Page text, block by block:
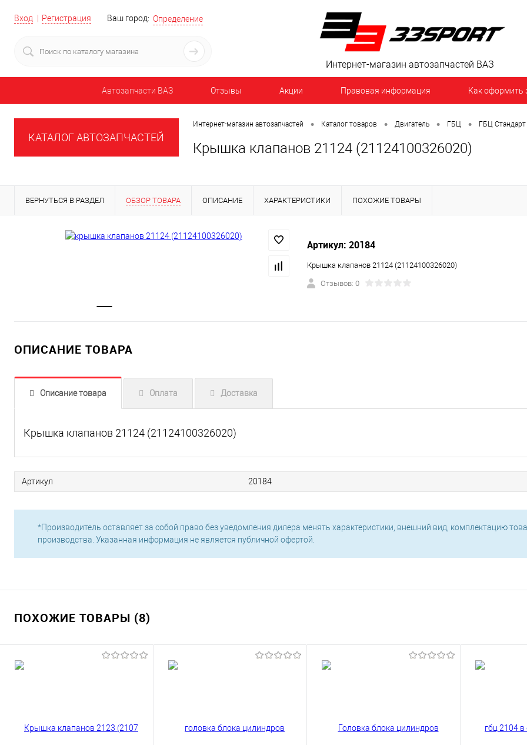
Вход Регистрация Ваш город: Определение
Интернет-магазин автозапчастей ВАЗ
Автозапчасти ВАЗ Отзывы Акции Правовая информация Как оформить
КАТАЛОГ АВТОЗАПЧАСТЕЙ
Интернет-магазин автозапчастей • Каталог товаров • Двигатель • ГБЦ • ГБЦ Стандарт
Крышка клапанов 21124 (21124100326020)
ВЕРНУТЬСЯ В РАЗДЕЛ ОБЗОР ТОВАРА ОПИСАНИЕ ХАРАКТЕРИСТИКИ ПОХОЖИЕ ТОВАРЫ
Артикул: 20184
Крышка клапанов 21124 (21124100326020)
Отзывов: 0
ОПИСАНИЕ ТОВАРА
Описание товара Оплата Доставка
Крышка клапанов 21124 (21124100326020)
Артикул 20184
*Производитель оставляет за собой право без уведомления дилера менять характеристики, внешний вид, комплектацию
производства. Указанная информация не является публичной офертой.
ПОХОЖИЕ ТОВАРЫ (8)